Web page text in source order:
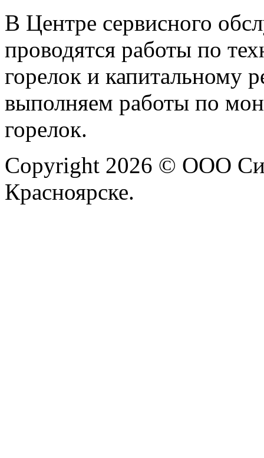
В Центре сервисного
проводятся работы по
горелок и капитальному
выполняем работы по
горелок.
Copyright 2026 © ООО
Красноярске.